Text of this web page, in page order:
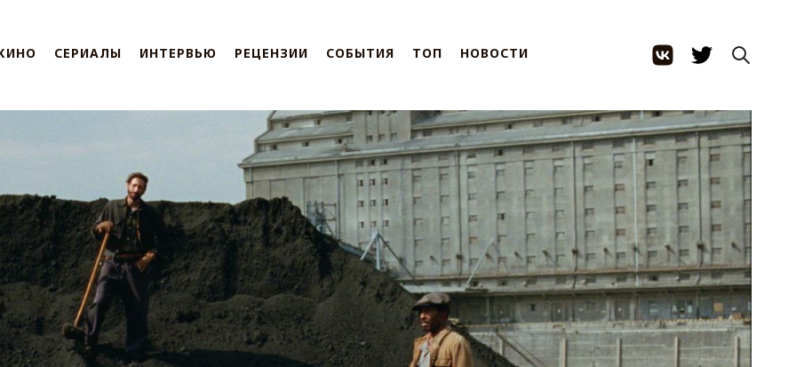
СЕРИАЛЫ ИНТЕРВЬЮ РЕЦЕНЗИИ СОБЫТИЯ ТОП НОВОСТИ